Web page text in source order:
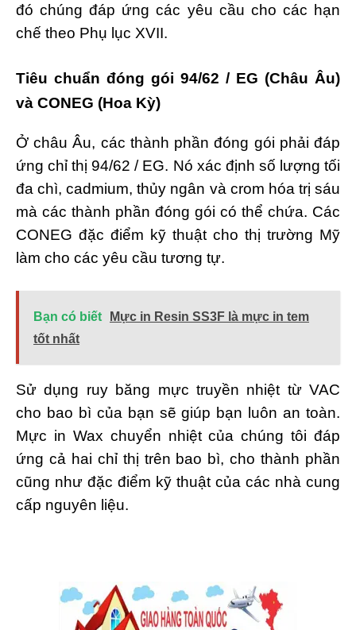
đó chúng đáp ứng các yêu cầu cho các hạn
chế theo Phụ lục XVII.
Tiêu chuẩn đóng gói 94/62 / EG (Châu Âu)
và CONEG (Hoa Kỳ)
Ở châu Âu, các thành phần đóng gói phải đáp
ứng chỉ thị 94/62 / EG. Nó xác định số lượng tối
đa chì, cadmium, thủy ngân và crom hóa trị sáu
mà các thành phần đóng gói có thể chứa. Các
CONEG đặc điểm kỹ thuật cho thị trường Mỹ
làm cho các yêu cầu tương tự.
Bạn có biết
Mực in Resin SS3F là mực in tem
tốt nhất
Sử dụng ruy băng mực truyền nhiệt từ VAC
cho bao bì của bạn sẽ giúp bạn luôn an toàn.
Mực in Wax chuyển nhiệt của chúng tôi đáp
ứng cả hai chỉ thị trên bao bì, cho thành phần
cũng như đặc điểm kỹ thuật của các nhà cung
cấp nguyên liệu.